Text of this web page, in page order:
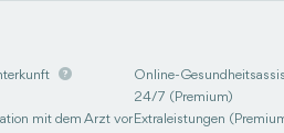
Online-
24/7 (Premium)
mit dem Arzt vor Extraleistungen